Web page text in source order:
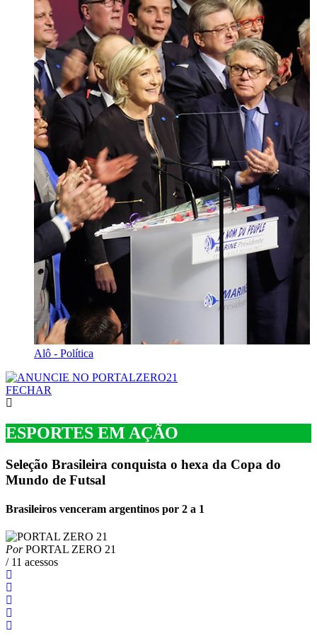
Alô - Política
FECHAR
ESPORTES EM AÇÃO
Seleção Brasileira conquista o hexa da Copa do
Mundo de Futsal
Brasileiros venceram argentinos por 2 a 1
PorPORTAL ZERO 21
/ 11 acessos